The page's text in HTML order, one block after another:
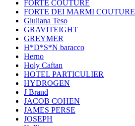
FORTE COUTURE
FORTE DEI MARMI COUTURE
Giuliana Teso
GRAVITEIGHT
GREYMER
H*D*S*N baracco
Herno
Holy Caftan
HOTEL PARTICULIER
HYDROGEN
J Brand
JACOB COHEN
JAMES PERSE
JOSEPH